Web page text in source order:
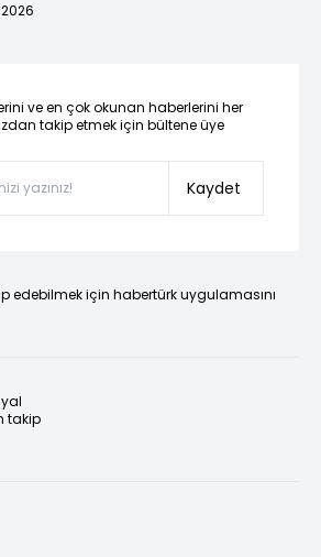
ve en çok okunan haberlerini her
takip etmek için bültene üye
Kaydet
edebilmek için habertürk uygulamasını
takip